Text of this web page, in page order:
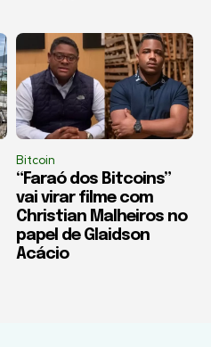
Bitcoin
“Faraó dos Bitcoins”
vai virar filme com
Christian Malheiros no
papel de Glaidson
Acácio